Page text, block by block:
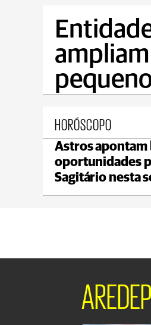
HORÓSCOPO
Astros apontam
oportunidades
Sagitário nesta
max